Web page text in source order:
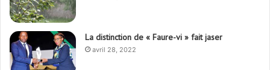
avril 28, 2022